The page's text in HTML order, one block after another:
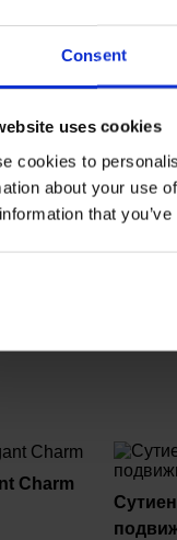
Consent
uses cookies
cookies to
about your use
that
Charm